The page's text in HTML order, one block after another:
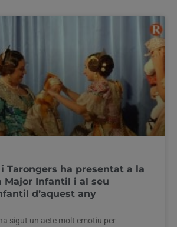
i Tarongers ha presentat a la
Major Infantil i al seu
d’aquest any
sigut un acte molt emotiu per